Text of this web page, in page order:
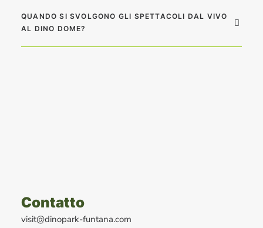
QUANDO SI SVOLGONO GLI SPETTACOLI DAL VIVO
AL DINO DOME?
Contatto
visit@dinopark-funtana.com